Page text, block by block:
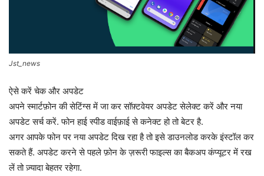
Jst_news
ऐसे करें चेक और अपडेट
अपने स्मार्टफ़ोन की सेटिंग्स में जा कर सॉफ़्टवेयर अपडेट सेलेक्ट करें और नया
अपडेट सर्च करें. फोन हाई स्पीड वाईफ़ाई से कनेक्ट हो तो बेटर है.
अगर आपके फोन पर नया अपडेट दिख रहा है तो इसे डाउनलोड करके इंस्टॉल कर
सकते हैं. अपडेट करने से पहले फ़ोन के ज़रूरी फाइल्स का बैकअप कंप्यूटर में रख
लें तो ज़्यादा बेहतर रहेगा.